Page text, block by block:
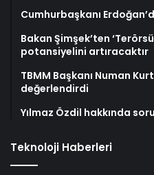
Cumhurbaşkanı
Bakan Şimşek’ten
potansiyelini artıracaktır
TBMM Başkanı Numan
değerlendirdi
Yılmaz Özdil hakkında
Teknoloji Haberleri